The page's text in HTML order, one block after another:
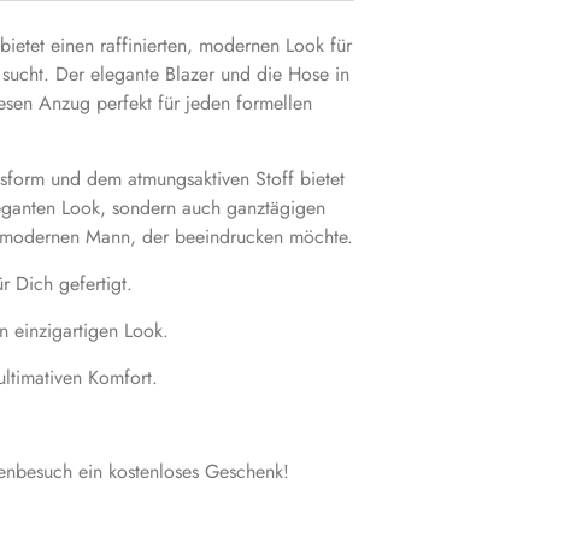
einen raffinierten, modernen Look für
Der elegante Blazer und die Hose in
Anzug perfekt für jeden formellen
und dem atmungsaktiven Stoff bietet
Look, sondern auch ganztägigen
Mann, der beeindrucken möchte.
Dich gefertigt.
einzigartigen Look.
Komfort.
ein kostenloses Geschenk!